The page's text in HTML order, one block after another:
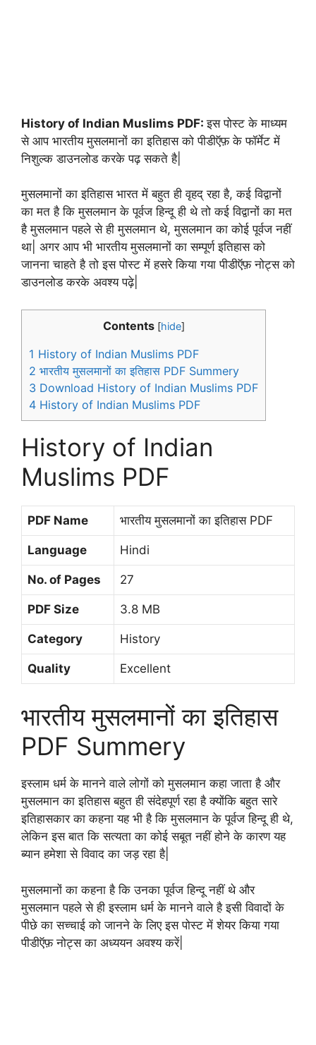
History of Indian Muslims PDF:इस पोस्ट के माध्यम
से आप भारतीय मुसलमानों का इतिहास को पीडीऍफ़ के फॉर्मेट में
निशुल्क डाउनलोड करके पढ़ सकते है|
मुसलमानों का इतिहास भारत में बहुत ही वृहद् रहा है, कई विद्वानों
का मत है कि मुसलमान के पूर्वज हिन्दू ही थे तो कई विद्वानों का मत
है मुसलमान पहले से ही मुसलमान थे, मुसलमान का कोई पूर्वज नहीं
था| अगर आप भी भारतीय मुसलमानों का सम्पूर्ण इतिहास को
जानना चाहते है तो इस पोस्ट में हसरे किया गया पीडीऍफ़ नोट्स को
डाउनलोड करके अवश्य पढ़े|
Contents [hide]
1 History of Indian Muslims PDF
2 भारतीय मुसलमानों का इतिहास PDF Summery
3 Download History of Indian Muslims PDF
4 History of Indian Muslims PDF
History of Indian
Muslims PDF
PDF Name भारतीय मुसलमानों का इतिहास PDF
Language Hindi
No. of Pages 27
PDF Size 3.8 MB
Category History
Quality Excellent
भारतीय मुसलमानों का इतिहास
PDF Summery
इस्लाम धर्म के मानने वाले लोगों को मुसलमान कहा जाता है और
मुसलमान का इतिहास बहुत ही संदेहपूर्ण रहा है क्योंकि बहुत सारे
इतिहासकार का कहना यह भी है कि मुसलमान के पूर्वज हिन्दू ही थे,
लेकिन इस बात कि सत्यता का कोई सबूत नहीं होने के कारण यह
ब्यान हमेशा से विवाद का जड़ रहा है|
मुसलमानों का कहना है कि उनका पूर्वज हिन्दू नहीं थे और
मुसलमान पहले से ही इस्लाम धर्म के मानने वाले है इसी विवादों के
पीछे का सच्चाई को जानने के लिए इस पोस्ट में शेयर किया गया
पीडीऍफ़ नोट्स का अध्ययन अवश्य करें|